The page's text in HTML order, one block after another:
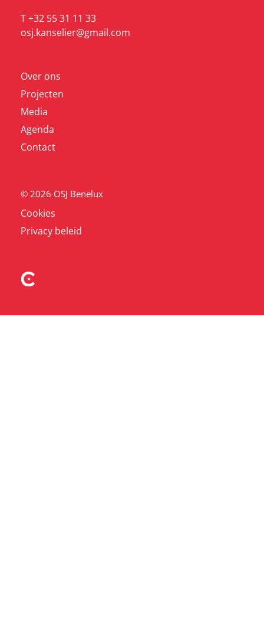
T +32 55 31 11 33
osj.kanselier@gmail.com
Over ons
Projecten
Media
Agenda
Contact
© 2026 OSJ Benelux
Cookies
Privacy beleid